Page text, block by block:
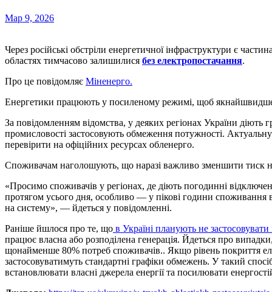
Мар 9, 2026
Через російські обстріли енергетичної інфраструктури є частина громад у Сумській, Чернігівській та Харківській
областях тимчасово залишилися без електропостачання.
Про це повідомляє Міненерго.
Енергетики працюють у посиленому режимі, щоб якнайшвидше
За повідомленням відомства, у деяких регіонах України
промисловості застосовують обмеження потужності.
перевірити на офіційних ресурсах обленерго.
Споживачам наголошують, що наразі важливо зменшити тиск
«Просимо споживачів у регіонах, де діють погодинні
протягом усього дня, особливо — у пікові години споживання
на систему», — йдеться у повідомленні.
Раніше йшлося про те, що в Україні планують не
працює власна або розподілена генерація. Йдеться про
щонайменше 80% потреб споживачів.. Якщо рівень покриття
застосовуватимуть стандартні графіки обмежень. У такий
встановлювати власні джерела енергії та посилювати